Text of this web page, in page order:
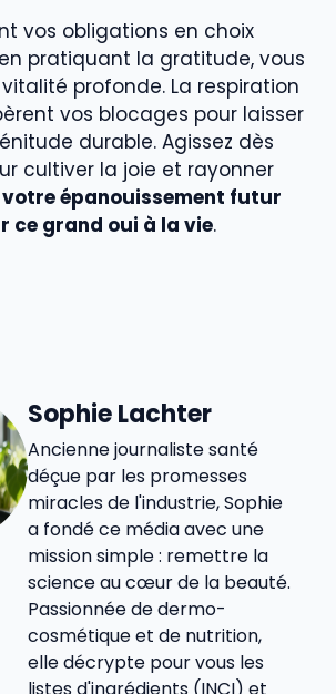
vos obligations en choix
pratiquant la gratitude, vous
profonde. La respiration
vos blocages pour laisser
durable. Agissez dès
cultiver la joie et rayonner
votre épanouissement futur
ce grand oui à la vie.
Sophie Lachter
Ancienne journaliste santé
déçue par les promesses
miracles de l'industrie, Sophie
a fondé ce média avec une
mission simple : remettre la
science au cœur de la beauté.
Passionnée de dermo-
cosmétique et de nutrition,
elle décrypte pour vous les